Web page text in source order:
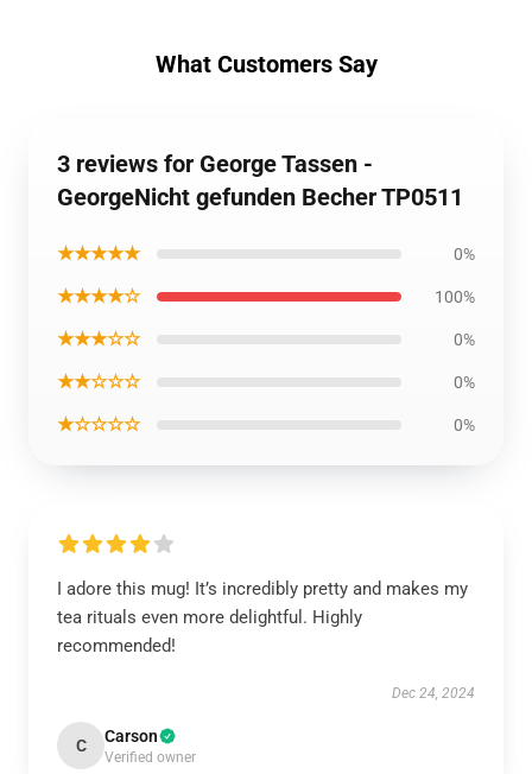
What Customers Say
3 reviews for George Tassen -
GeorgeNicht gefunden Becher TP0511
★★★★★ 0%
★★★★☆ 100%
★★★☆☆ 0%
★★☆☆☆ 0%
★☆☆☆☆ 0%
I adore this mug! It’s incredibly pretty and makes my
tea rituals even more delightful. Highly
recommended!
Dec 24, 2024
C Carson
Verified owner